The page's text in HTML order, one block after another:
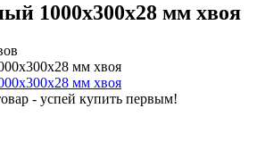
1000х300х28 мм хвоя
- успей купить первым!